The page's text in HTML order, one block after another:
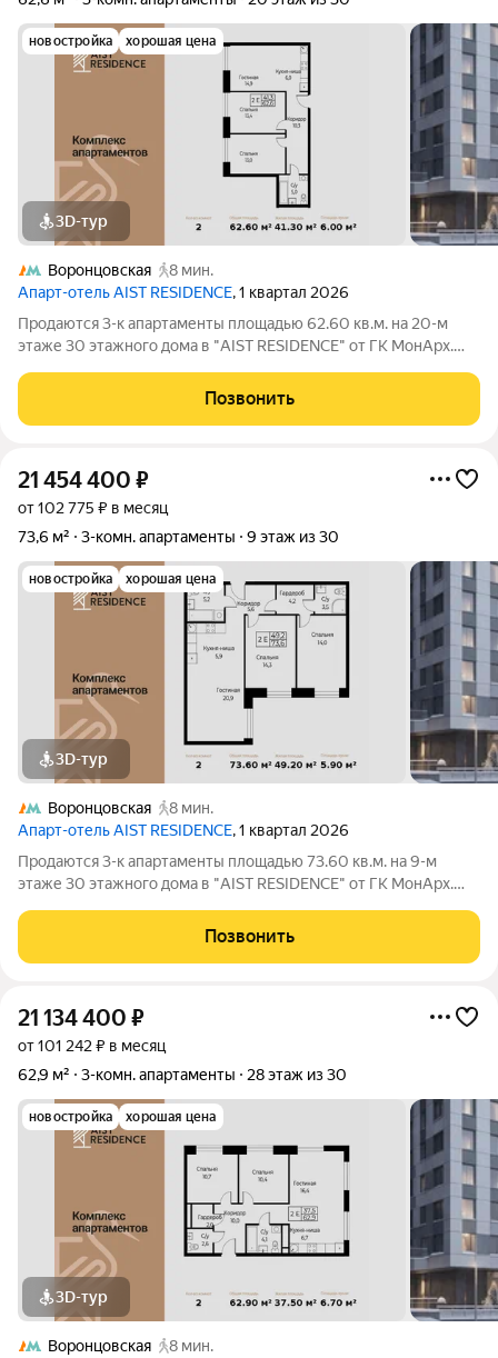
новостройка хорошая цена
3D-тур
Воронцовская
8 мин.
Апарт-отель AIST RESIDENCE, 1 квартал 2026
Продаются 3-к апартаменты площадью 62.60 кв.м. на 20-м
этаже 30 этажного дома в "AIST RESIDENCE" от ГК МонАрх.
стремится к гармонии между динамичной городской жизнью и
отдыхом на природе.
Позвонить
21 454 400 ₽
от 102 775 ₽ в месяц
73,6 м²
3-комн. апартаменты 9 этаж из 30
новостройка хорошая цена
3D-тур
Воронцовская
8 мин.
Апарт-отель AIST RESIDENCE, 1 квартал 2026
Продаются 3-к апартаменты площадью 73.60 кв.м. на 9-м
этаже 30 этажного дома в "AIST RESIDENCE" от ГК МонАрх.
стремится к гармонии между динамичной городской жизнью и
отдыхом на природе.
Позвонить
21 134 400 ₽
от 101 242 ₽ в месяц
62,9 м²
3-комн. апартаменты 28 этаж из 30
новостройка хорошая цена
3D-тур
Воронцовская
8 мин.